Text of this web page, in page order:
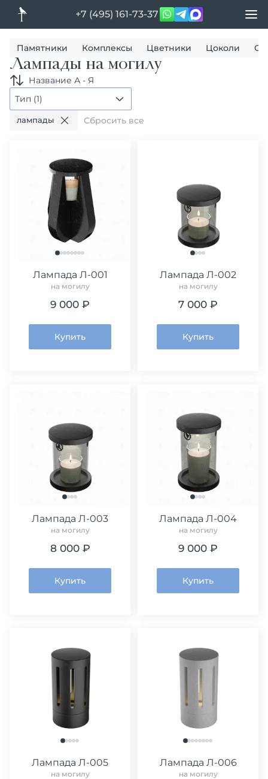
+7 (495) 161-73-37
Памятники Комплексы Цветники Цоколи
Лампады на могилу
Название А - Я
Тип (1)
лампады Сбросить все
Лампада Л-001
на могилу
9 000 ₽
Купить
Лампада Л-002
на могилу
7 000 ₽
Купить
Лампада Л-003
на могилу
8 000 ₽
Купить
Лампада Л-004
на могилу
9 000 ₽
Купить
Лампада Л-005
на могилу
Лампада Л-006
на могилу